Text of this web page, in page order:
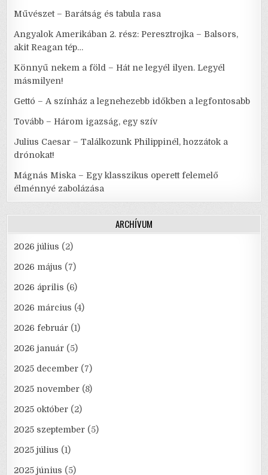
Művészet – Barátság és tabula rasa
Angyalok Amerikában 2. rész: Peresztrojka – Balsors,
akit Reagan tép…
Könnyű nekem a föld – Hát ne legyél ilyen. Legyél
másmilyen!
Gettó – A színház a legnehezebb időkben a legfontosabb
Tovább – Három igazság, egy szív
Julius Caesar – Találkozunk Philippinél, hozzátok a
drónokat!
Mágnás Miska – Egy klasszikus operett felemelő
élménnyé zabolázása
ARCHÍVUM
2026 július (2)
2026 május (7)
2026 április (6)
2026 március (4)
2026 február (1)
2026 január (5)
2025 december (7)
2025 november (8)
2025 október (2)
2025 szeptember (5)
2025 július (1)
2025 június (5)